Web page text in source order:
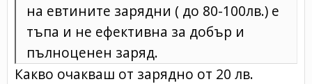
на евтините зарядни ( до 80-100лв.) е
тъпа и не ефективна за добър и
пълноценен заряд.
Какво очакваш от зарядно от 20 лв.